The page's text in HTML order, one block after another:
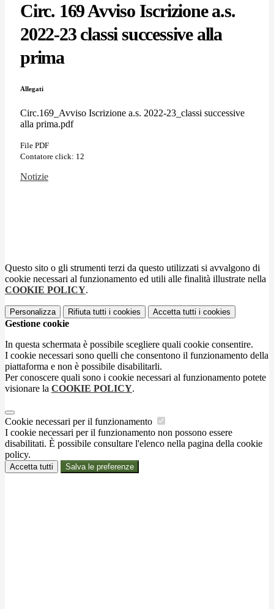
Circ. 169 Avviso Iscrizione a.s.
2022-23 classi successive alla
prima
Allegati
Circ.169_Avviso Iscrizione a.s. 2022-23_classi successive
alla prima.pdf
File PDF
Contatore click: 12
Notizie
Questo sito o gli strumenti terzi da questo utilizzati si avvalgono di
cookie necessari al funzionamento ed utili alle finalità illustrate nella
COOKIE POLICY.
Personalizza Rifiuta tutti i cookies Accetta tutti i cookies
Gestione cookie
In questa schermata è possibile scegliere quali cookie consentire.
I cookie necessari sono quelli che consentono il funzionamento della
piattaforma e non è possibile disabilitarli.
Per conoscere quali sono i cookie necessari al funzionamento potete
visionare la COOKIE POLICY.
Cookie necessari per il funzionamento
I cookie necessari per il funzionamento non possono essere
disabilitati. È possibile consultare l'elenco nella pagina della cookie
policy.
Accetta tutti Salva le preferenze